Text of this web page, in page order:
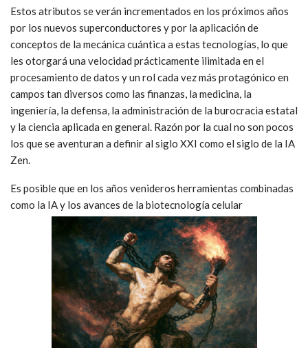
Estos atributos se verán incrementados en los próximos años
por los nuevos superconductores y por la aplicación de
conceptos de la mecánica cuántica a estas tecnologías, lo que
les otorgará una velocidad prácticamente ilimitada en el
procesamiento de datos y un rol cada vez más protagónico en
campos tan diversos como las finanzas, la medicina, la
ingeniería, la defensa, la administración de la burocracia estatal
y la ciencia aplicada en general. Razón por la cual no son pocos
los que se aventuran a definir al siglo XXI como el siglo de la IA
Zen.
Es posible que en los años venideros herramientas combinadas
como la IA y los avances de la biotecnología celular